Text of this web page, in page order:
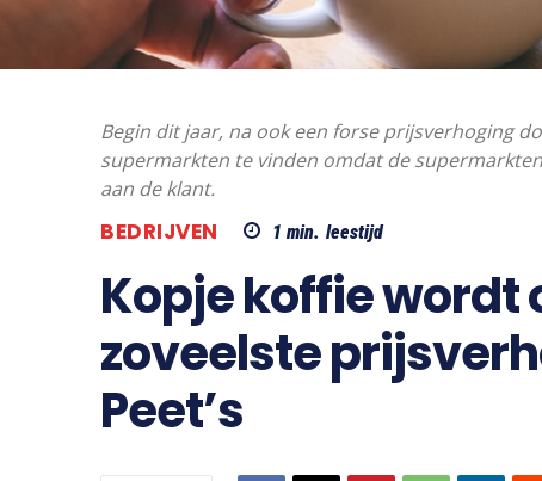
Begin dit jaar, na ook een forse prijsverhoging
supermarkten te vinden omdat de
aan de klant.
BEDRIJVEN 1 min. leestijd
Kopje koffie
zoveelste
Peet’s